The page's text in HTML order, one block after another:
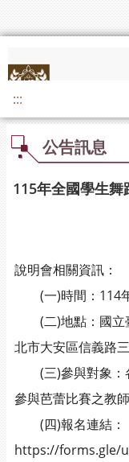
:::
公告訊息
115年全國學生
說明會相關資訊：
(一)時間：114年
(二)地點：國立
北市大安區信義路三
(三)參與對象：
參與芭蕾比賽之教師
(四)報名連結：
https://forms.gle/